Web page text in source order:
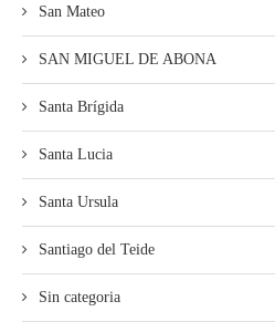
San Mateo
SAN MIGUEL DE ABONA
Santa Brígida
Santa Lucia
Santa Ursula
Santiago del Teide
Sin categoria